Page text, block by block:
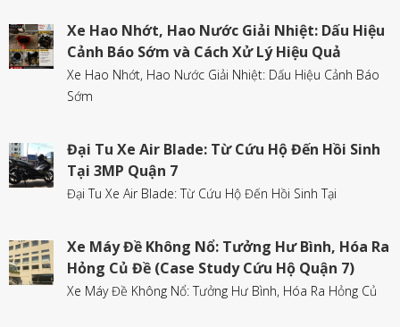
Xe Hao Nhớt, Hao Nước Giải Nhiệt: Dấu Hiệu
Cảnh Báo Sớm và Cách Xử Lý Hiệu Quả
Xe Hao Nhớt, Hao Nước Giải Nhiệt: Dấu Hiệu Cảnh Báo
Sớm
Đại Tu Xe Air Blade: Từ Cứu Hộ Đến Hồi Sinh
Tại 3MP Quận 7
Đại Tu Xe Air Blade: Từ Cứu Hộ Đến Hồi Sinh Tại
Xe Máy Đề Không Nổ: Tưởng Hư Bình, Hóa Ra
Hỏng Củ Đề (Case Study Cứu Hộ Quận 7)
Xe Máy Đề Không Nổ: Tưởng Hư Bình, Hóa Ra Hỏng Củ